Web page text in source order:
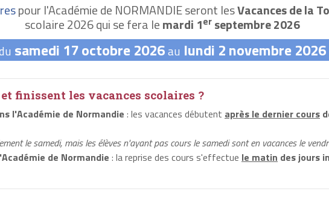
pour l'Académie de NORMANDIE seront lesVacances de la
scolaire 2026 qui se fera lemardi 1er septembre 2026
samedi 17 octobre 2026au lundi 2 novembre 2026
finissent les vacances scolaires ?
l'Académie de Normandie : les vacances débutent après le dernier cours
le samedi, mais les élèves n'ayant pas cours le samedi sont en vacances le
de Normandie : la reprise des cours s'effectue le matin des jours